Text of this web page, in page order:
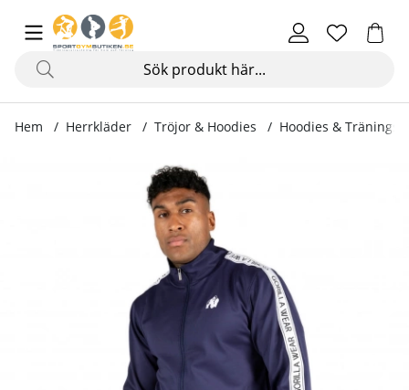
Hem Herrkläder Tröjor & Hoodies Hoodies &
Produktbilder Delaware Track Jacket, navy